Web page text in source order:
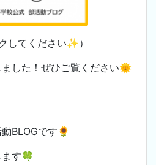
してください✨）
した！ぜひご覧ください🌞
BLOGです🌻
ます🍀